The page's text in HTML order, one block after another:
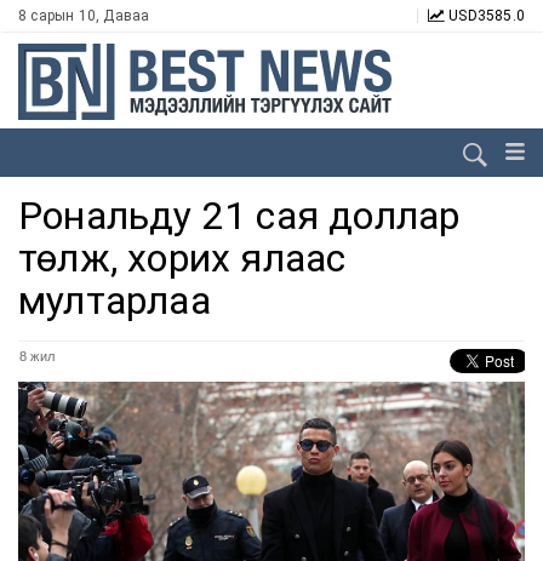
8 сарын 10, Даваа USD3585.0
Рональду 21 сая доллар
төлж, хорих ялаас
мултарлаа
8 жил